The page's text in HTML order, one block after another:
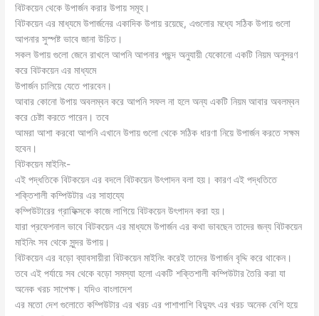
বিটকয়েন থেকে উপার্জন করার উপায় সমূহ।
বিটকয়েন এর মাধ্যমে উপার্জনের একাদিক উপায় রয়েছে, এগুলোর মধ্যে সঠিক উপায় গুলো
আপনার সুস্পষ্ট ভাবে জানা উচিত।
সকল উপায় গুলো জেনে রাখলে আপনি আপনার পছন্দ অনুযায়ী যেকোনো একটি নিয়ম অনুসরণ
করে বিটকয়েন এর মাধ্যমে
উপার্জন চালিয়ে যেতে পারবেন।
আবার কোনো উপায় অবলম্বন করে আপনি সফল না হলে অন্য একটি নিয়ম আবার অবলম্বন
করে চেষ্টা করতে পারেন। তবে
আমরা আশা করবো আপনি এখানে উপায় গুলো থেকে সঠিক ধারণা নিয়ে উপার্জন করতে সক্ষম
হবেন।
বিটকয়েন মাইনিং-
এই পদ্ধতিকে বিটকয়েন এর বদলে বিটকয়েন উৎপাদন বলা হয়। কারণ এই পদ্ধতিতে
শক্তিশালী কম্পিউটার এর সাহায্যে
কম্পিউটারের গ্রাফিক্সকে কাজে লাগিয়ে বিটকয়েন উৎপাদন করা হয়।
যারা প্রফেশনাল ভাবে বিটকয়েন এর মাধ্যমে উপার্জন এর কথা ভাবছেন তাদের জন্য বিটকয়েন
মাইনিং সব থেকে সুন্দর উপায়।
বিটকয়েন এর বড়ো ব্যাবসায়ীরা বিটকয়েন মাইনিং করেই তাদের উপার্জন বৃদ্দি করে থাকেন।
তবে এই পর্যায়ে সব থেকে বড়ো সমস্যা হলো একটি শক্তিশালী কম্পিউটার তৈরি করা যা
অনেক খরচ সাপেক্ষ। যদিও বাংলাদেশ
এর মতো দেশ গুলোতে কম্পিউটার এর খরচ এর পাশাপাশি বিদ্যুৎ এর খরচ অনেক বেশি হয়ে